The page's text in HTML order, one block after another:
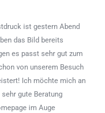
ist gestern Abend
das Bild bereits
es passt sehr gut zum
von unserem Besuch
Ich möchte mich an
gute Beratung
im Auge